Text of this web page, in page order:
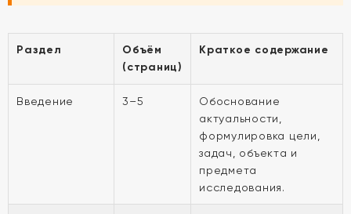
Раздел
Объём
(страниц)
Краткое содержание
Введение 3–5
Обоснование
актуальности,
формулировка цели,
задач, объекта и
предмета
исследования.